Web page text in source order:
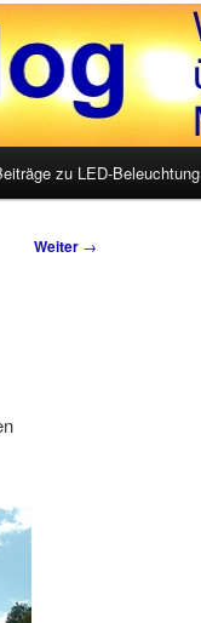
zu LED-Beleuchtung
Weiter →